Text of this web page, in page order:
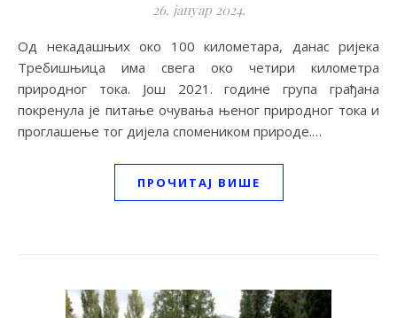
26. јануар 2024.
Од некадашњих око 100 километара, данас ријека
Требишњица има свега око четири километра
природног тока. Још 2021. године група грађана
покренула је питање очувања њеног природног тока и
проглашење тог дијела спомеником природе.…
ПРОЧИТАЈ ВИШЕ